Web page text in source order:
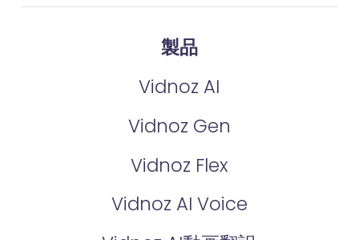
製品
Vidnoz AI
Vidnoz Gen
Vidnoz Flex
Vidnoz AI Voice